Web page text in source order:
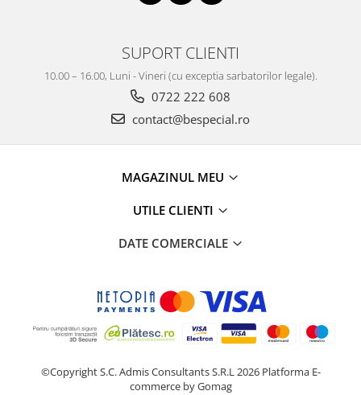
SUPORT CLIENTI
10.00 – 16.00, Luni - Vineri (cu exceptia sarbatorilor legale).
0722 222 608
contact@bespecial.ro
MAGAZINUL MEU
UTILE CLIENTI
DATE COMERCIALE
©Copyright S.C. Admis Consultants S.R.L 2026 Platforma E-
commerce by Gomag